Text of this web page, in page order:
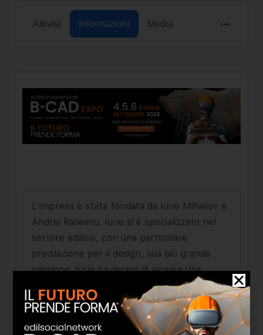
Attività Informazioni Media
L'impresa è stata fondata da Iurie Mihailov e
Andrei Raileanu. Iurie si è specializzato nel
settore edilizio, con una particolare
predilezione per il design, sua più grande
passione. Iurie ha deciso di avviare una
propria ditta individuale, ovvero la Imarni
Design, fino a quando ha incontrato Andrei
che ha lavorato in diversi Paesi europei.
Dopo alcuni progetti focalizzati su lavandini,